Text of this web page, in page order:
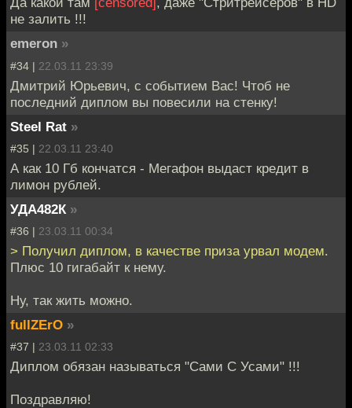
не залить !!!
emeron »
#34 | 22.03.11 23:39
Дмитрий Юрьевич, с событием Вас! Чтоб не
последний диплом вы повесили на стенку!
Steel Rat »
#35 | 22.03.11 23:40
А как 10 Гб кончатся - Мегафон выдаст кредит в
лимон рублей.
УДА482К »
#36 | 23.03.11 00:34
> Получил диплом, в качестве приза урвал модем.
Плюс 10 гигабайт к нему.
Ну, так жить можно.
fullZErO »
#37 | 23.03.11 02:33
Диплом обязан называться "Сами С Усами" !!!
Поздравляю!